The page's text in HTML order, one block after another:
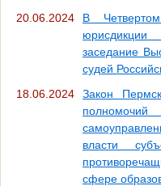
20.06.2024
В
заседание
судей
18.06.2024
Закон
власти
сфере